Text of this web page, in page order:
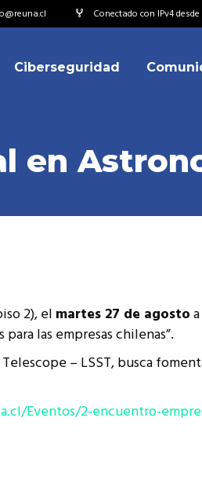
Conectado con IPv4 desde
Ciberseguridad
en
2), el martes 27 de agosto
las empresas chilenas”.
– LSST, busca
Eventos/2-encuentro-